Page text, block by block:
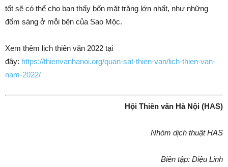
tốt sẽ có thể cho bạn thấy bốn mặt trăng lớn nhất, như những
đốm sáng ở mỗi bên của Sao Mộc.
Xem thêm lịch thiên văn 2022 tại
đây: https://thienvanhanoi.org/quan-sat-thien-van/lich-thien-van-
nam-2022/
Hội Thiên văn Hà Nội (HAS)
Nhóm dịch thuật HAS
Biên tập: Diệu Linh